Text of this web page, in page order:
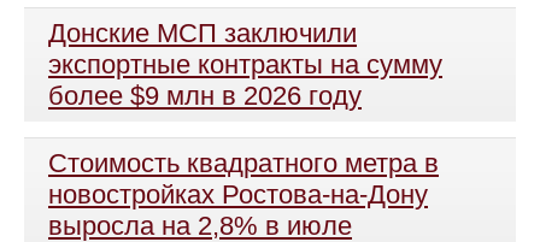
Донские МСП заключили
экспортные контракты на сумму
более $9 млн в 2026 году
Стоимость квадратного метра в
новостройках Ростова-на-Дону
выросла на 2,8% в июле